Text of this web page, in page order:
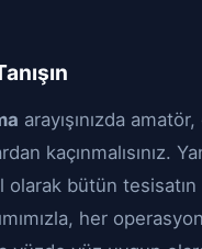
arayışınızda
kaçınmalısınız.
olarak bütün
her